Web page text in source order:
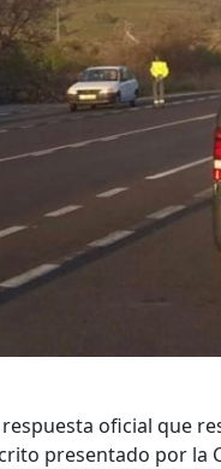
oficial que
presentado por la